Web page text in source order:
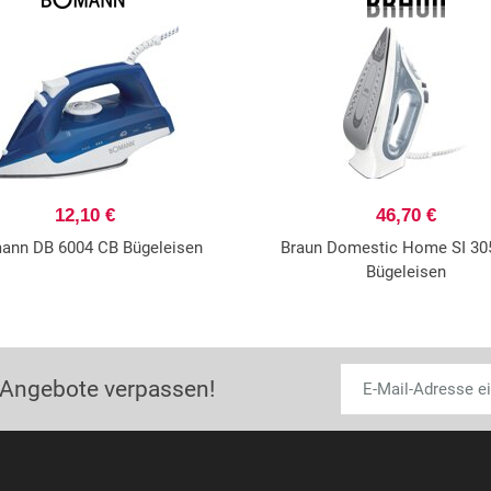
12,10 €
DB 6004 CB Bügeleisen
46,70 €
Braun Domestic Home SI
Bügeleisen
verpassen!